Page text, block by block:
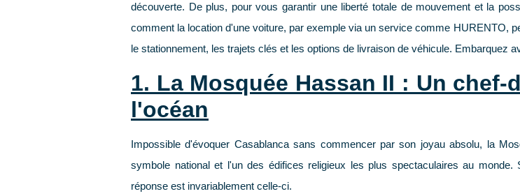
découverte. De plus, pour vous garantir une liberté totale de mouvement et la
comment la location d'une voiture, par exemple via un service comme HURENTO,
le stationnement, les trajets clés et les options de livraison de véhicule.
1. La Mosquée Hassan II : Un
l'océan
Impossible d'évoquer Casablanca sans commencer par son joyau absolu, la
symbole national et l'un des édifices religieux les plus spectaculaires au
réponse est invariablement celle-ci.